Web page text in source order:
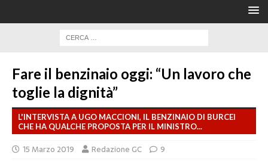
Fare il benzinaio oggi: “Un lavoro che
toglie la dignità”
L'INTERVISTA A UGO MACCIONI, IL BENZINAIO DI BURCEI
CHE HA QUALCHE PROPOSTA PER IL MINISTRO...
15 Marzo 2019 Redazione GC 9